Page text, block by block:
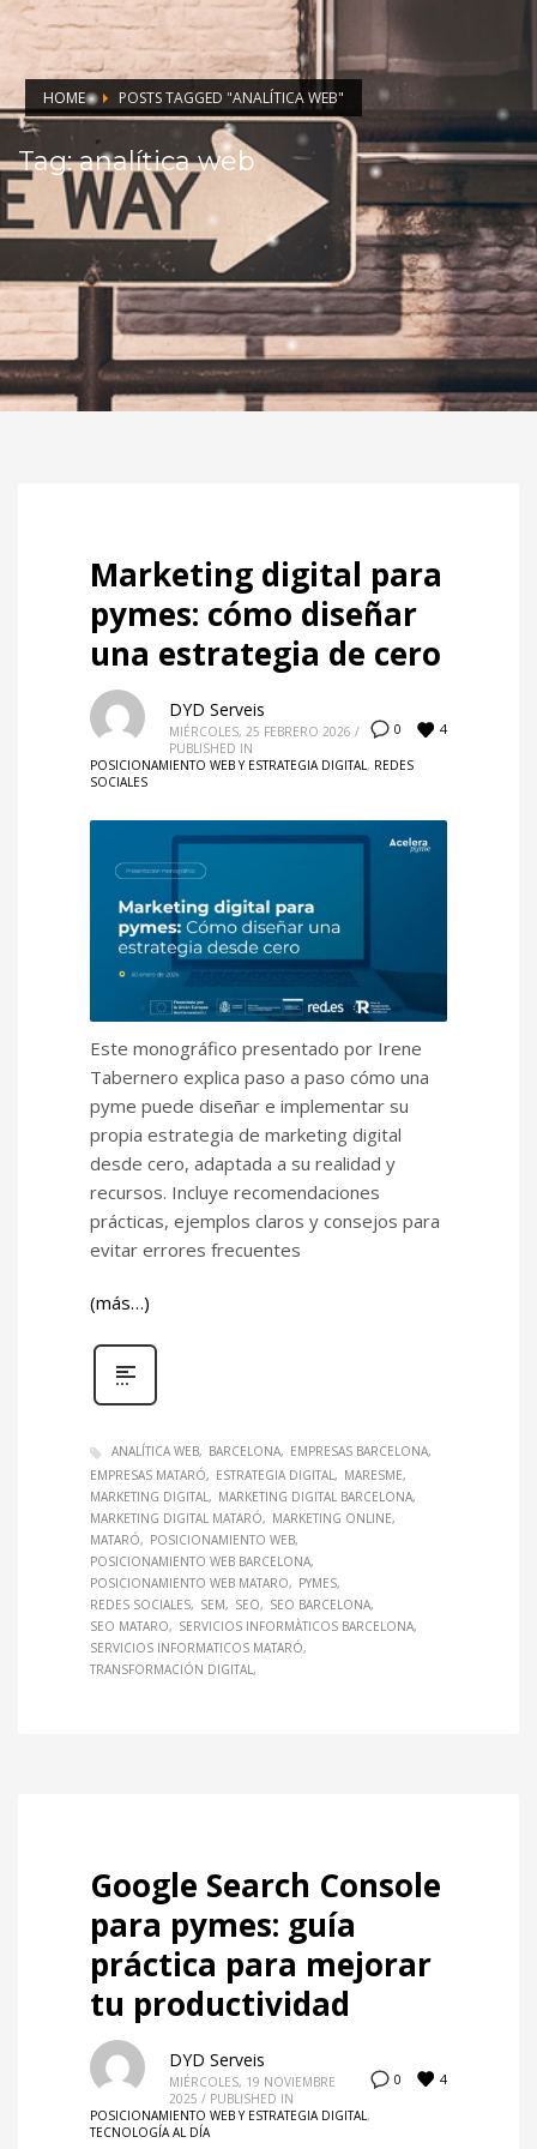
HOME POSTS TAGGED "ANALÍTICA WEB"
Tag: analítica web
Marketing digital para
pymes: cómo diseñar
una estrategia de cero
0 4
DYD Serveis
MIÉRCOLES, 25 FEBRERO 2026 /
PUBLISHED IN
POSICIONAMIENTO WEB Y ESTRATEGIA DIGITAL, REDES
SOCIALES
Este monográfico presentado por Irene
Tabernero explica paso a paso cómo una
pyme puede diseñar e implementar su
propia estrategia de marketing digital
desde cero, adaptada a su realidad y
recursos. Incluye recomendaciones
prácticas, ejemplos claros y consejos para
evitar errores frecuentes
(más…)
ANALÍTICA WEB BARCELONA
EMPRESAS BARCELONA
EMPRESAS MATARÓ
ESTRATEGIA DIGITAL
MARESME
MARKETING DIGITAL
MARKETING DIGITAL BARCELONA
MARKETING DIGITAL MATARÓ
MARKETING ONLINE
MATARÓ
POSICIONAMIENTO WEB
POSICIONAMIENTO WEB BARCELONA
POSICIONAMIENTO WEB MATARO
PYMES
REDES SOCIALES
SEM SEO
SEO BARCELONA
SEO MATARO
SERVICIOS INFORMÀTICOS BARCELONA
SERVICIOS INFORMATICOS MATARÓ
TRANSFORMACIÓN DIGITAL
Google Search Console
para pymes: guía
práctica para mejorar
tu productividad
0 4
DYD Serveis
MIÉRCOLES, 19 NOVIEMBRE
2025 / PUBLISHED IN
POSICIONAMIENTO WEB Y ESTRATEGIA DIGITAL ,
TECNOLOGÍA AL DÍA